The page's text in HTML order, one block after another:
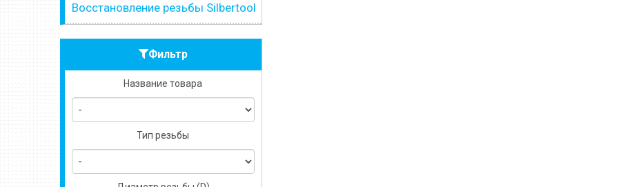
Восстановление резьбы Silbertool
Фильтр
Название товара
Тип резьбы